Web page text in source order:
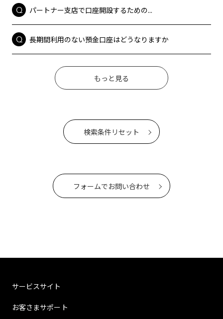
パートナー支店で口座開設するための...
長期間利用のない預金口座はどうなりますか
もっと見る
検索条件リセット
フォームでお問い合わせ
サービスサイト
お客さまサポート